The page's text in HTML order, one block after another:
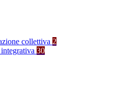
collettiva 2
30